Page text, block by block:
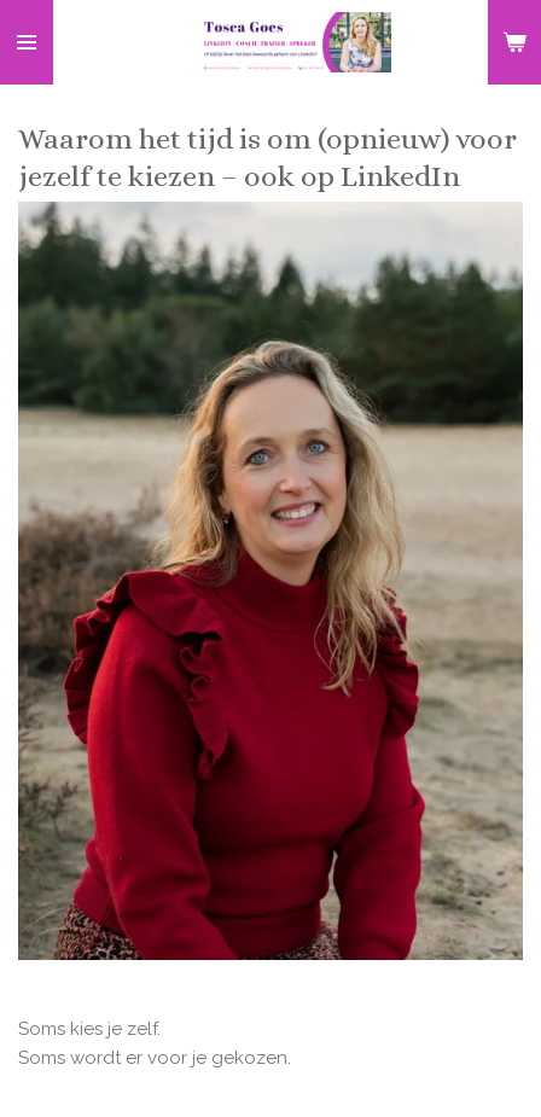
direct
naar
hoofdinhoud
Waarom het tijd is om (opnieuw) voor
jezelf te kiezen – ook op LinkedIn
Soms kies je zelf.
Soms wordt er voor je gekozen.